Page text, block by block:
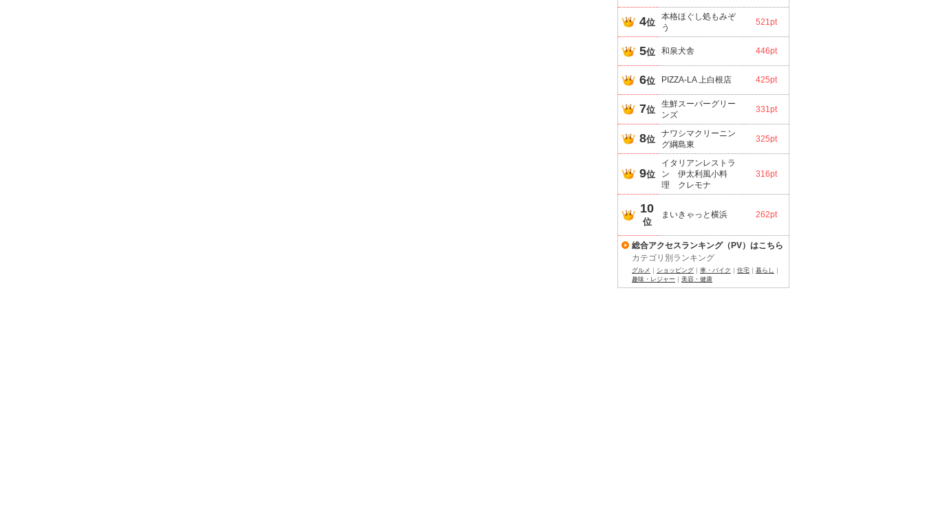
4位
本格ほぐし処もみぞ
う
521pt
5位 和泉犬舎 446pt
6位 PIZZA-LA 上白根店 425pt
7位
生鮮スーパーグリー
ンズ
331pt
8位
ナワシマクリーニン
グ綱島東
325pt
9位
イタリアンレストラ
ン 伊太利風小料
理 クレモナ
316pt
10
位
まいきゃっと横浜 262pt
総合アクセスランキング（PV）はこちら
カテゴリ別ランキング
グルメ ショッピング 車・バイク 住宅 暮らし
趣味・レジャー
美容・健康